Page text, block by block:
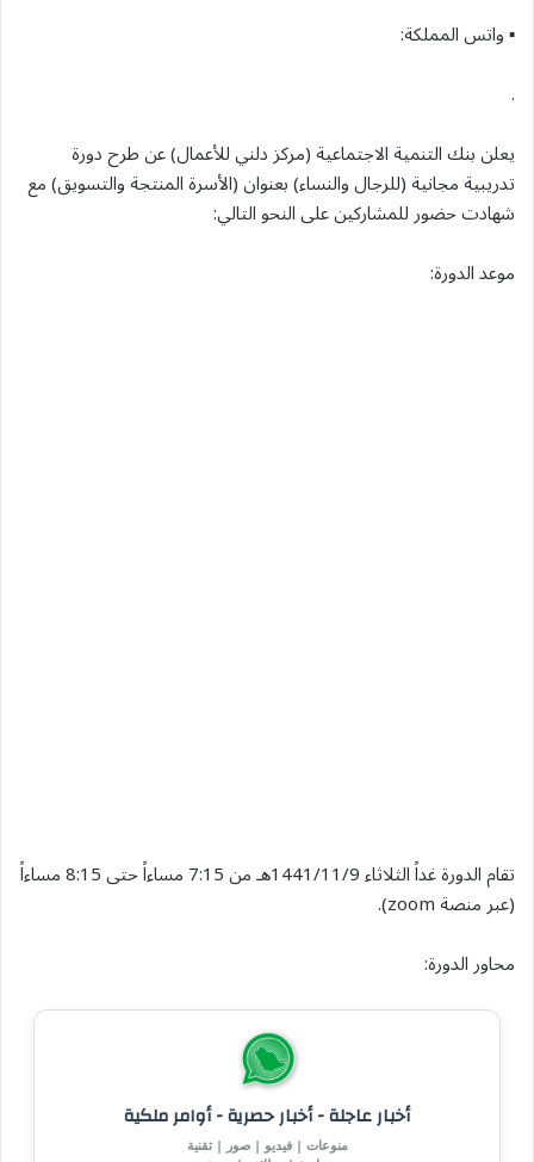
▪︎ واتس المملكة:
.
يعلن بنك التنمية الاجتماعية (مركز دلني للأعمال) عن طرح دورة
تدريبية مجانية (للرجال والنساء) بعنوان (الأسرة المنتجة والتسويق) مع
شهادت حضور للمشاركين على النحو التالي:
موعد الدورة:
تقام الدورة غداً الثلاثاء 1441/11/9هـ من 7:15 مساءاً حتى 8:15 مساءاً
(عبر منصة zoom).
محاور الدورة:
أخبار عاجلة - أخبار حصرية - أوامر ملكية
منوعات | فيديو | صور | تقنية